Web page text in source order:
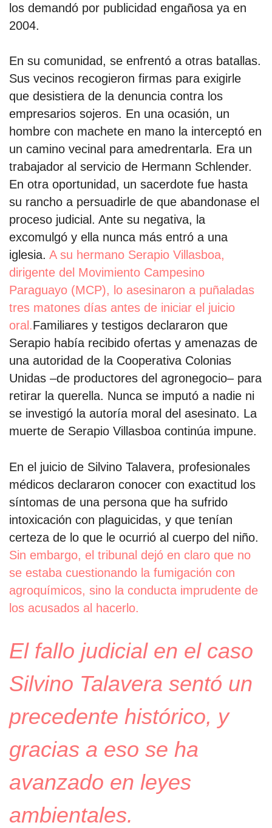
los demandó por publicidad engañosa ya en
2004.
En su comunidad, se enfrentó a otras batallas.
Sus vecinos recogieron firmas para exigirle
que desistiera de la denuncia contra los
empresarios sojeros. En una ocasión, un
hombre con machete en mano la interceptó en
un camino vecinal para amedrentarla. Era un
trabajador al servicio de Hermann Schlender.
En otra oportunidad, un sacerdote fue hasta
su rancho a persuadirle de que abandonase el
proceso judicial. Ante su negativa, la
excomulgó y ella nunca más entró a una
iglesia. A su hermano Serapio Villasboa,
dirigente del Movimiento Campesino
Paraguayo (MCP), lo asesinaron a puñaladas
tres matones días antes de iniciar el juicio
oral.Familiares y testigos declararon que
Serapio había recibido ofertas y amenazas de
una autoridad de la Cooperativa Colonias
Unidas –de productores del agronegocio– para
retirar la querella. Nunca se imputó a nadie ni
se investigó la autoría moral del asesinato. La
muerte de Serapio Villasboa continúa impune.
En el juicio de Silvino Talavera, profesionales
médicos declararon conocer con exactitud los
síntomas de una persona que ha sufrido
intoxicación con plaguicidas, y que tenían
certeza de lo que le ocurrió al cuerpo del niño.
Sin embargo, el tribunal dejó en claro que no
se estaba cuestionando la fumigación con
agroquímicos, sino la conducta imprudente de
los acusados al hacerlo.
El fallo judicial en el caso
Silvino Talavera sentó un
precedente histórico, y
gracias a eso se ha
avanzado en leyes
ambientales.